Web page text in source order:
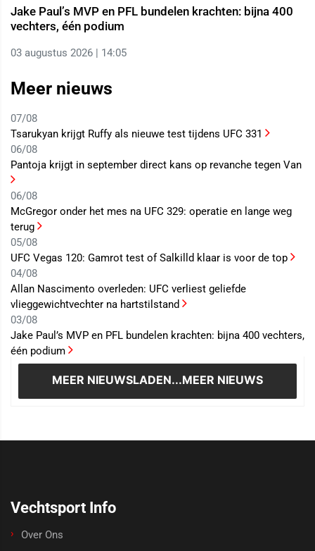
Jake Paul’s MVP en PFL bundelen krachten: bijna 400
vechters, één podium
03 augustus 2026 | 14:05
Meer nieuws
07/08
Tsarukyan krijgt Ruffy als nieuwe test tijdens UFC 331
06/08
Pantoja krijgt in september direct kans op revanche tegen Van
06/08
McGregor onder het mes na UFC 329: operatie en lange weg
terug
05/08
UFC Vegas 120: Gamrot test of Salkilld klaar is voor de top
04/08
Allan Nascimento overleden: UFC verliest geliefde
vlieggewichtvechter na hartstilstand
03/08
Jake Paul’s MVP en PFL bundelen krachten: bijna 400 vechters,
één podium
MEER NIEUWSLADEN...MEER NIEUWS
Vechtsport Info
Over Ons